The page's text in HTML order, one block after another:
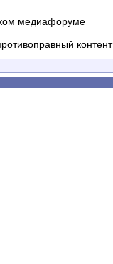
медиафоруме
контент